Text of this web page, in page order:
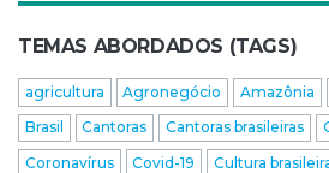
TEMAS ABORDADOS (TAGS)
agricultura Agronegócio Amazônia
Brasil
Cantoras Cantoras brasileiras
Coronavírus
Covid-19 Cultura